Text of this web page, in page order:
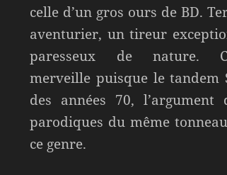
celle d’un gros ours de BD.
aventurier, un tireur
paresseux de nature.
merveille puisque le
des années 70,
parodiques du même
ce genre.